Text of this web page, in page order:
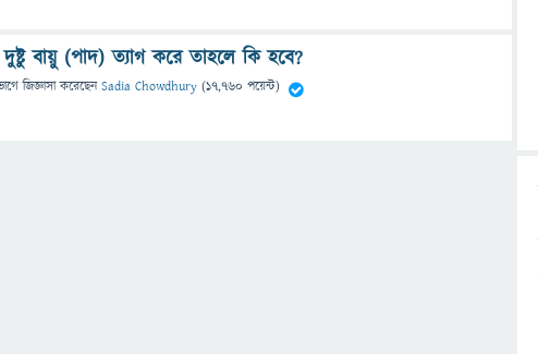
বায়ু (পাদ) ত্যাগ করে তাহলে কি হবে?
জিজ্ঞাসাকরেছেনSadia Chowdhury (17,760 পয়েন্ট)